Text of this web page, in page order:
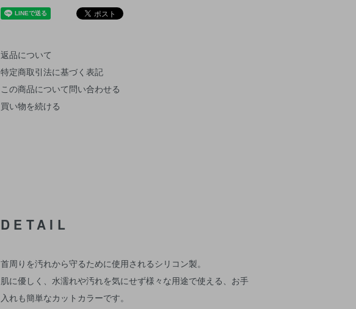
返品について
特定商取引法に基づく表記
この商品について問い合わせる
買い物を続ける
DETAIL
首周りを汚れから守るために使用されるシリコン製。
肌に優しく、水濡れや汚れを気にせず様々な用途で使える、お手
入れも簡単なカットカラーです。